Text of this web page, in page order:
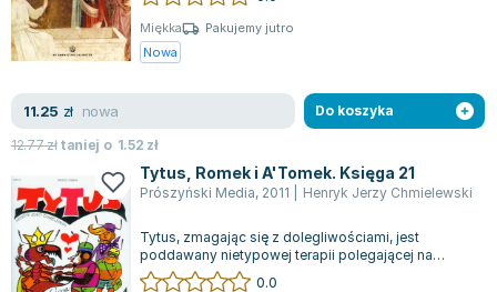
Miękka
Pakujemy jutro
Nowa
11.25 zł nowa
12.77złtaniej o 1.52 zł
Do koszyka
Tytus, Romek i A'Tomek. Księga 21
Prószyński Media, 2011 Henryk Jerzy Chmielewski
Tytus, zmagając się z dolegliwościami, jest
poddawany nietypowej terapii polegającej na
nacieraniu spirytusem i zastosowaniu mrówe...
0.0